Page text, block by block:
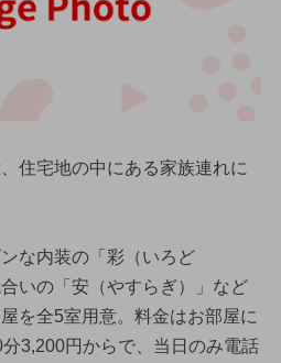
住宅地の中にある家族連れに
な内装の「彩（いろど
いの「安（やすらぎ）」など
を全5室用意。料金はお部屋に
3,200円からで、当日のみ電話